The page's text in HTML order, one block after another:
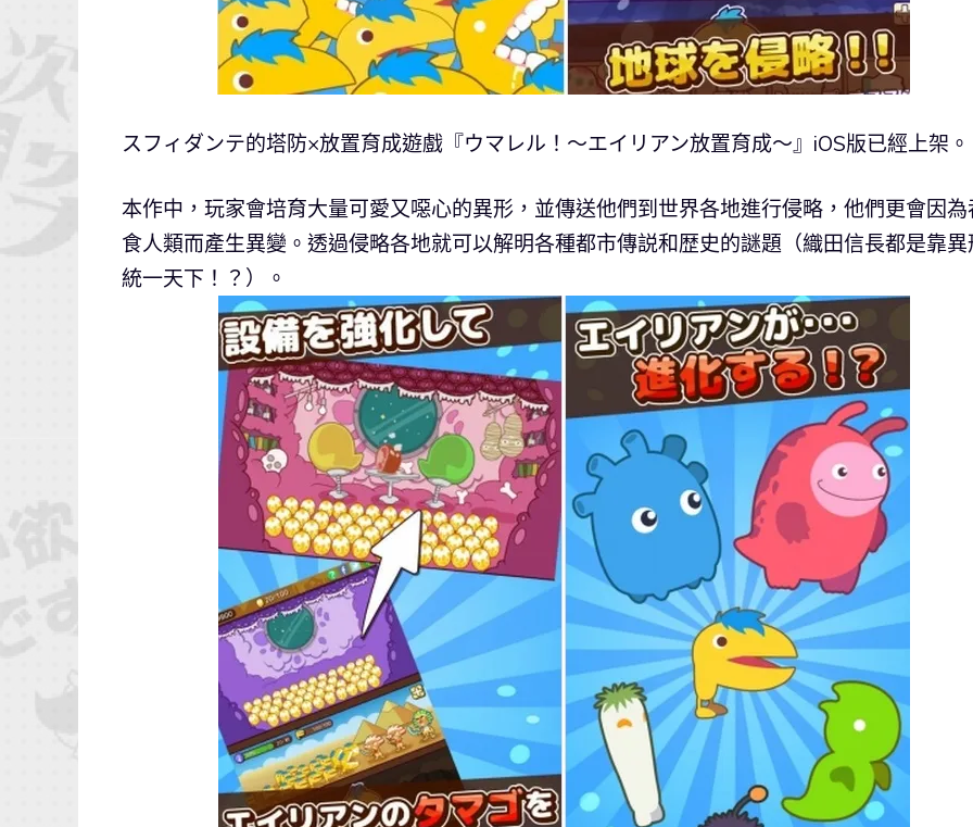
​スフィダンテ的塔防×放置育成遊戲『ウマレル！～エイリアン放置育成～』iOS版已經上架。
本作中，玩家會培育大量可愛又噁心的異形，並傳送他們到世界各地進行侵略，他們更會因為
食人類而產生異變。透過侵略各地就可以解明各種都市傳説和歴史的謎題（織田信長都是靠異
統一天下！？）。